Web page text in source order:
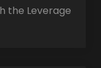
the Leverage